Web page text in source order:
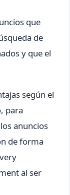
que
de
y que el
según el
para
anuncios
de forma
al ser